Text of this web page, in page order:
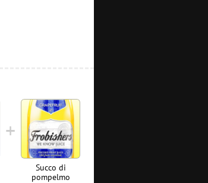
Succo di
pompelmo